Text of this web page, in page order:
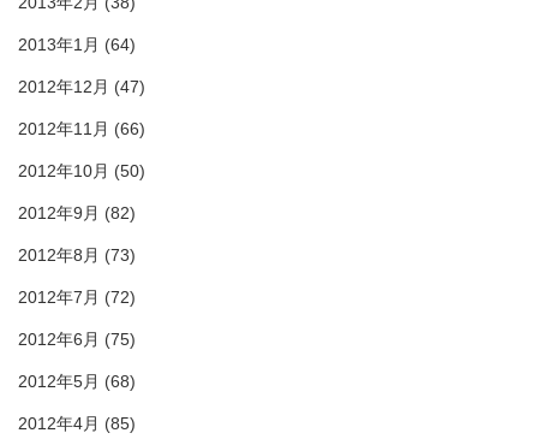
2013年1月 (64)
2012年12月 (47)
2012年11月 (66)
2012年10月 (50)
2012年9月 (82)
2012年8月 (73)
2012年7月 (72)
2012年6月 (75)
2012年5月 (68)
2012年4月 (85)